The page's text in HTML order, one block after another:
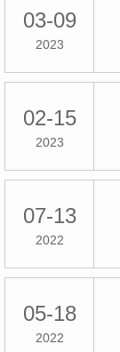
03-09
2023
02-15
2023
07-13
2022
05-18
2022